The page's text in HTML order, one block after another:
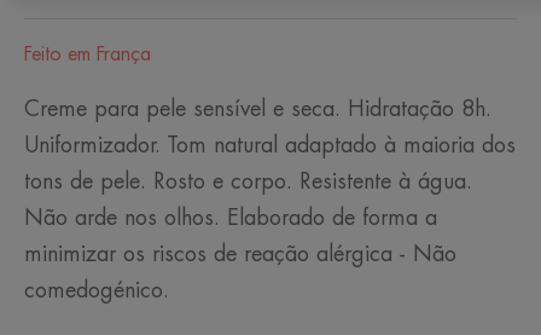
Feito em França
Creme para pele sensível e seca. Hidratação 8h.
Uniformizador. Tom natural adaptado à maioria dos
tons de pele. Rosto e corpo. Resistente à água.
Não arde nos olhos. Elaborado de forma a
minimizar os riscos de reação alérgica - Não
comedogénico.